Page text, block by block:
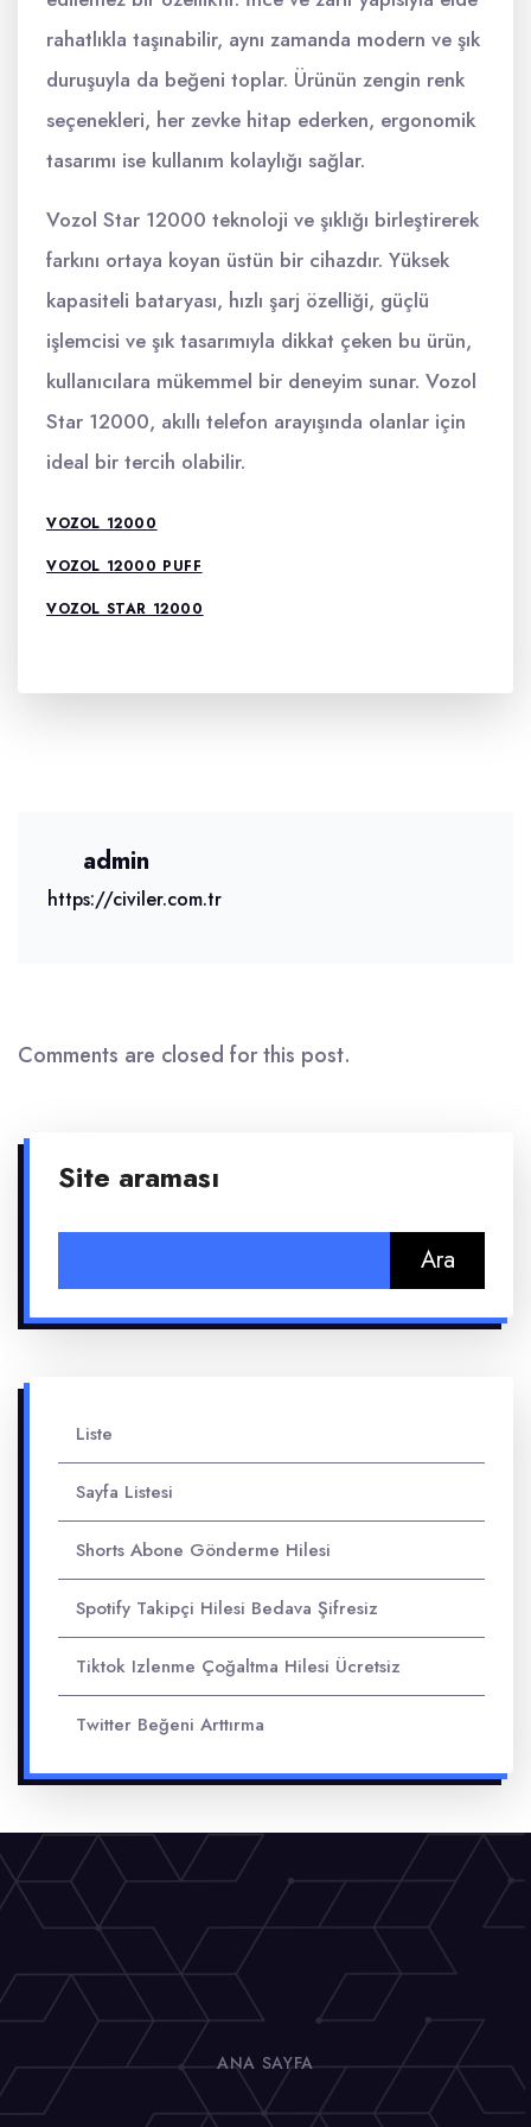
rahatlıkla taşınabilir, aynı zamanda modern ve şık
duruşuyla da beğeni toplar. Ürünün zengin renk
seçenekleri, her zevke hitap ederken, ergonomik
tasarımı ise kullanım kolaylığı sağlar.
Vozol Star 12000 teknoloji ve şıklığı birleştirerek
farkını ortaya koyan üstün bir cihazdır. Yüksek
kapasiteli bataryası, hızlı şarj özelliği, güçlü
işlemcisi ve şık tasarımıyla dikkat çeken bu ürün,
kullanıcılara mükemmel bir deneyim sunar. Vozol
Star 12000, akıllı telefon arayışında olanlar için
ideal bir tercih olabilir.
VOZOL 12000
VOZOL 12000 PUFF
VOZOL STAR 12000
admin
https://civiler.com.tr
Comments are closed for this post.
Site araması
Liste
Sayfa Listesi
Shorts Abone Gönderme Hilesi
Spotify Takipçi Hilesi Bedava Şifresiz
Tiktok Izlenme Çoğaltma Hilesi Ücretsiz
Twitter Beğeni Arttırma
ANA SAYFA